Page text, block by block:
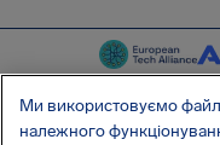
Ми використовуємо
належного